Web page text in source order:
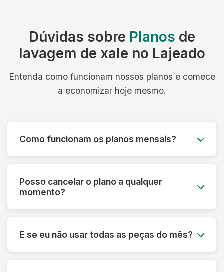
Dúvidas sobre Planos de
lavagem de xale no Lajeado
Entenda como funcionam nossos planos e comece
a economizar hoje mesmo.
Como funcionam os planos mensais?
entrega inclusos. É simples, previsível e muito
Posso cancelar o plano a qualquer
momento?
taxa de cancelamento. Sua satisfação é nossa
prioridade.
E se eu não usar todas as peças do mês?